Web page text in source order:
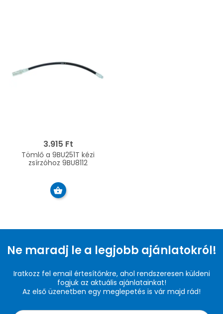
3.915 Ft
Tömlő a 9BU251T kézi
zsírzóhoz 9BU8112
Ne maradj le a legjobb ajánlatokról!
Iratkozz fel email értesítőnkre, ahol rendszeresen küldeni
fogjuk az aktuális ajánlatainkat!
Az első üzenetben egy meglepetés is vár majd rád!